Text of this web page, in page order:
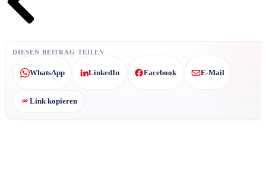
DIESEN BEITRAG TEILEN
WhatsApp LinkedIn Facebook E-Mail
Link kopieren